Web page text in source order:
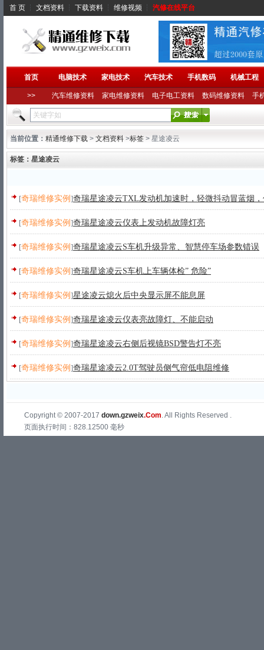
首 页 ┆ 文档资料 ┆ 下载资料 ┆ 维修视频 ┆ 汽修在线平台
首页 电脑技术 家电技术 汽车技术 手机数码 机械工程
>> 汽车维修资料 家电维修资料 电子电工资料 数码维修资料 手
当前位置： 精通维修下载 > 文档资料 >标签 > 星途凌云
标签：星途凌云
[奇瑞维修实例 ]奇瑞星途凌云TXL发动机加速时，轻微抖动冒蓝烟
[奇瑞维修实例 ]奇瑞星途凌云仪表上发动机故障灯亮
[奇瑞维修实例 ]奇瑞星途凌云S车机升级异常、智慧停车场参数错误
[奇瑞维修实例 ]奇瑞星途凌云S车机上车辆体检” 危险”
[奇瑞维修实例 ]星途凌云熄火后中央显示屏不能息屏
[奇瑞维修实例 ]奇瑞星途凌云仪表亮故障灯、不能启动
[奇瑞维修实例 ]奇瑞星途凌云右侧后视镜BSD警告灯不亮
[奇瑞维修实例 ]奇瑞星途凌云2.0T驾驶员侧气帘低电阻维修
Copyright © 2007-2017 down.gzweix.Com. All Rights Reserved .
页面执行时间：828.12500 毫秒